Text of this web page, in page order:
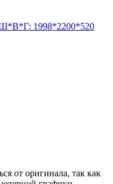
от оригинала, так как